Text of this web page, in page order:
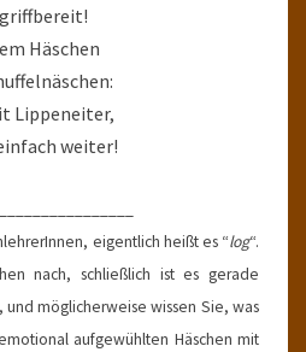
Häschen
Lippeneiter,
weiter!
eigentlich heißt es “log“.
nach, schließlich ist es gerade
möglicherweise wissen Sie, was
aufgewühlten Häschen mit